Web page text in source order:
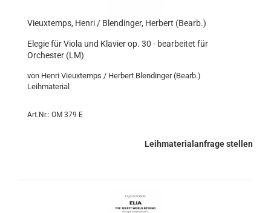
Vieuxtemps, Henri / Blendinger, Herbert (Bearb.)
Elegie für Viola und Klavier op. 30 - bearbeitet für
Orchester (LM)
von Henri Vieuxtemps / Herbert Blendinger (Bearb.)
Leihmaterial
Art.Nr.: OM 379 E
Leihmaterialanfrage stellen